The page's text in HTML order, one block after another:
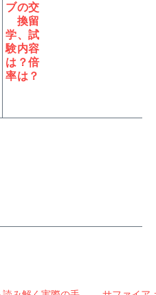
ブの交
換留
学、試
験内容
は？倍
率は？